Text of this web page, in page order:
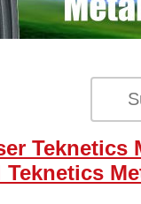
Teknetics
Teknetics